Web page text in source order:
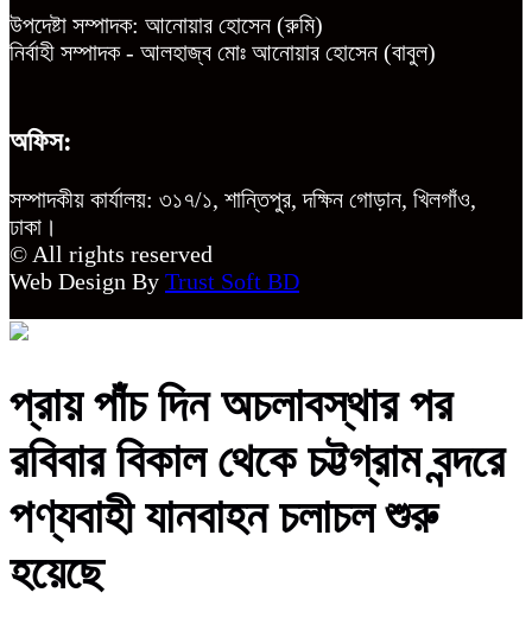
উপদেষ্টা সম্পাদক: আনোয়ার হোসেন (রুমি)
নির্বাহী সম্পাদক - আলহাজ্ব মোঃ আনোয়ার হোসেন (বাবুল)
অফিস:
সম্পাদকীয় কার্যালয়: ৩১৭/১, শান্তিপুর, দক্ষিন গোড়ান, খিলগাঁও,
ঢাকা।
© All rights reserved
Web Design By Trust Soft BD
প্রায় পাঁচ দিন অচলাবস্থার পর
রবিবার বিকাল থেকে চট্টগ্রাম বন্দরে
পণ্যবাহী যানবাহন চলাচল শুরু
হয়েছে